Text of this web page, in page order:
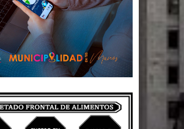
modificaciones al nuevo Código Penal
Diputado Félix Michell Rodríguez
reveló que con Presupuesto
Complementario gobierno endeuda
país con 3,500 millones de dólares